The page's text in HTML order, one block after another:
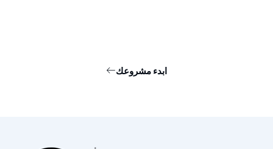
ابدء مشروعك